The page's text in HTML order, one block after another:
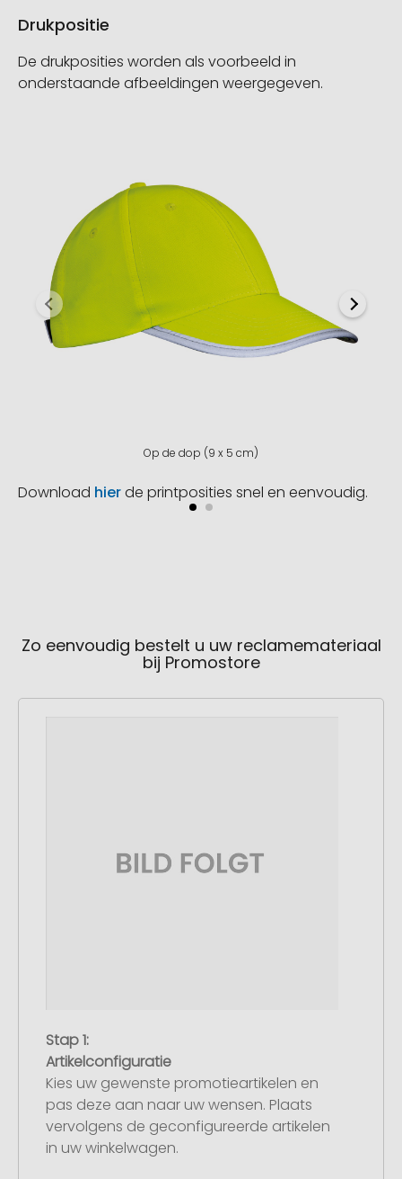
Drukpositie
De drukposities worden als voorbeeld in
onderstaande afbeeldingen weergegeven.
Op de dop (9 x 5 cm)
Download hierde printposities snel en eenvoudig.
Zo eenvoudig bestelt u uw reclamemateriaal
bij Promostore
Stap 1:
Artikelconfiguratie
Kies uw gewenste promotieartikelen en
pas deze aan naar uw wensen. Plaats
vervolgens de geconfigureerde artikelen
in uw winkelwagen.